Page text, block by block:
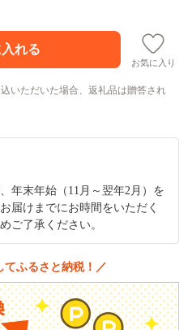
お気に入り
いただいた場合、返礼品は贈答され
年末年始（11月～翌年2月）を
届けまでにお時間をいただく
ご了承ください。
てふるさと納税！／